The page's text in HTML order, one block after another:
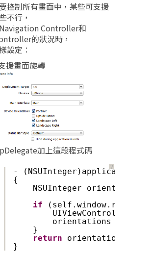
控制所有畫面中，某些可支援
不行，
Controller和
的狀況時，
設定：
援畫面旋轉
加上這段程式碼
？
-
{
NSUInteger
if
UIViewController*
orientations =
}
return
orientations;
}